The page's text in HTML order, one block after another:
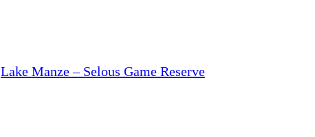
Lake Manze – Selous Game Reserve